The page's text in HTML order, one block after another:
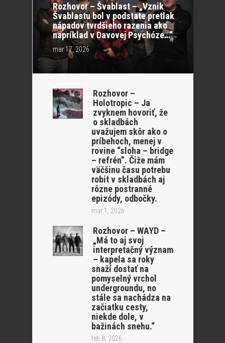
Rozhovor – Švablast – „Vznik
Švablastu bol v podstate pretlak
nápadov tvrdšieho razenia ako
napríklad v Davovej Psychóze…“
mar 17, 2026
Rozhovor –
Holotropic – Ja
zvyknem hovoriť, že
o skladbách
uvažujem skôr ako o
príbehoch, menej v
rovine “sloha – bridge
– refrén”. Čiže mám
väčšinu času potrebu
robit v skladbách aj
rôzne postranné
epizódy, odbočky.
mar 1, 2026
Rozhovor – WAYD –
„Má to aj svoj
interpretačný význam
– kapela sa roky
snaží dostať na
pomyselný vrchol
undergroundu, no
stále sa nachádza na
začiatku cesty,
niekde dole, v
bažinách snehu.“
feb 8, 2026